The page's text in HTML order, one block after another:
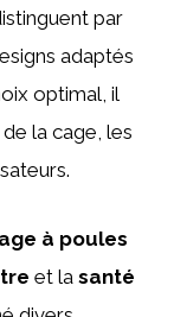
par
adaptés
optimal, il
la cage, les
à poules
et la santé